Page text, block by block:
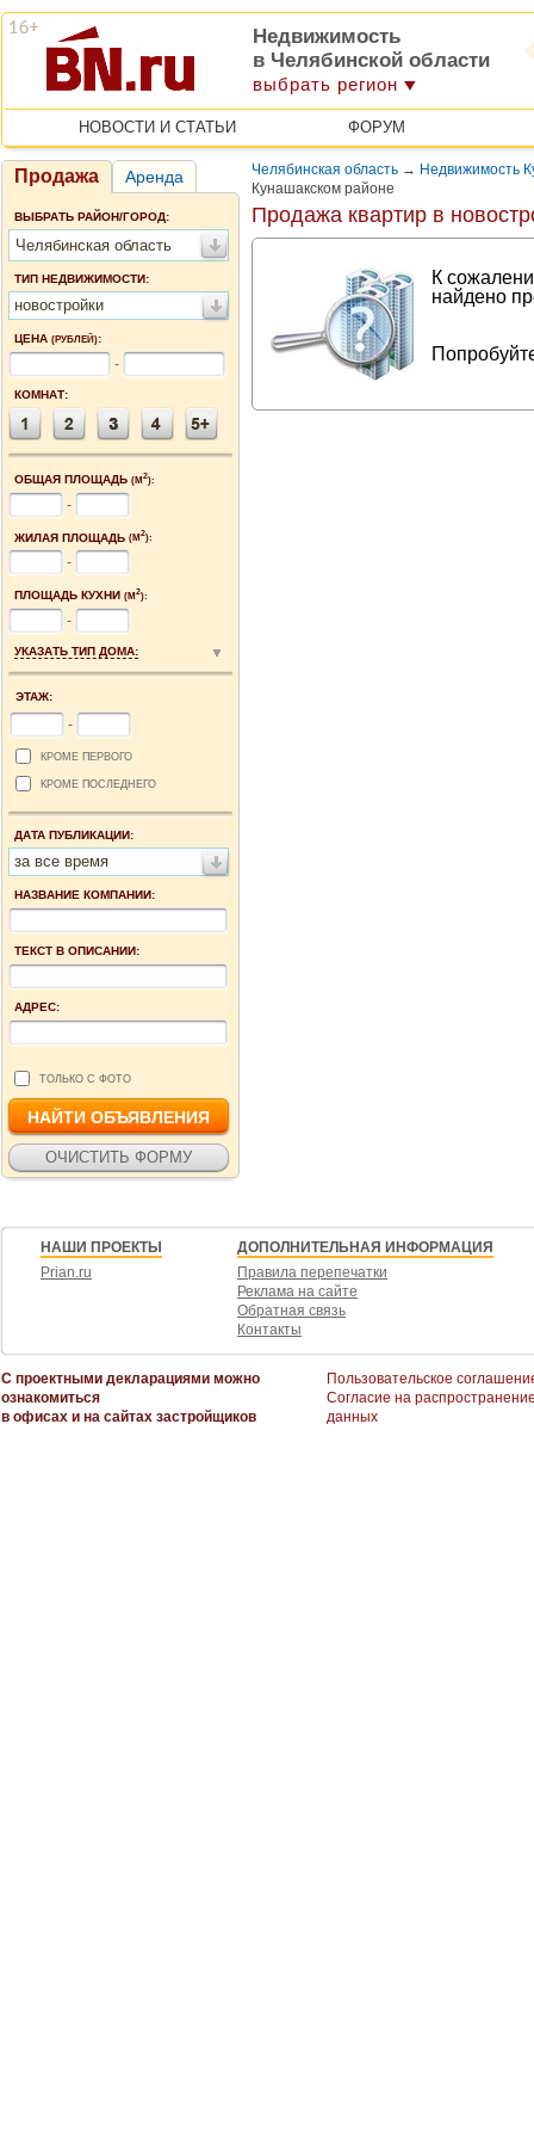
Недвижимость
в Челябинской области
выбрать регион
НОВОСТИ И СТАТЬИ ФОРУМ
Продажа Аренда
ВЫБРАТЬ РАЙОН/ГОРОД:
Челябинская область
ТИП НЕДВИЖИМОСТИ:
новостройки
ЦЕНА (РУБЛЕЙ):
-
КОМНАТ:
ОБЩАЯ ПЛОЩАДЬ (М2):
-
ЖИЛАЯ ПЛОЩАДЬ (М2):
-
ПЛОЩАДЬ КУХНИ (М2):
-
УКАЗАТЬ ТИП ДОМА:
ЭТАЖ:
-
КРОМЕ ПЕРВОГО
КРОМЕ ПОСЛЕДНЕГО
ДАТА ПУБЛИКАЦИИ:
за все время
НАЗВАНИЕ КОМПАНИИ:
ТЕКСТ В ОПИСАНИИ:
АДРЕС:
ТОЛЬКО С ФОТО
Челябинская область → Недвижимость
Кунашакском районе
Продажа квартир в
К
найдено
НАШИ ПРОЕКТЫ
Prian.ru
ДОПОЛНИТЕЛЬНАЯ ИНФОРМАЦИЯ
Правила перепечатки
Реклама на сайте
Обратная связь
Контакты
С проектными декларациями можно
ознакомиться
в офисах и на сайтах застройщиков
Пользовательское
Согласие на
данных